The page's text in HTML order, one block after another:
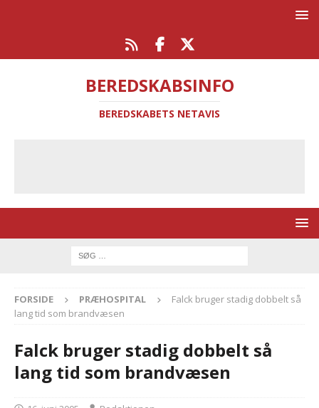
BEREDSKABSINFO
BEREDSKABETS NETAVIS
FORSIDE PRÆHOSPITAL
Falck bruger stadig dobbelt så
lang tid som brandvæsen
Falck bruger stadig dobbelt så
lang tid som brandvæsen